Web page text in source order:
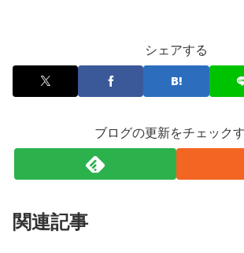
シェアする
ブログの更新をチェック
関連記事